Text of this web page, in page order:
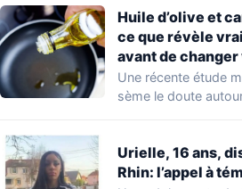
Huile d’olive et
ce que révèle
avant de
Une récente étude
sème le doute
Urielle, 16 ans,
Rhin: l’appel à